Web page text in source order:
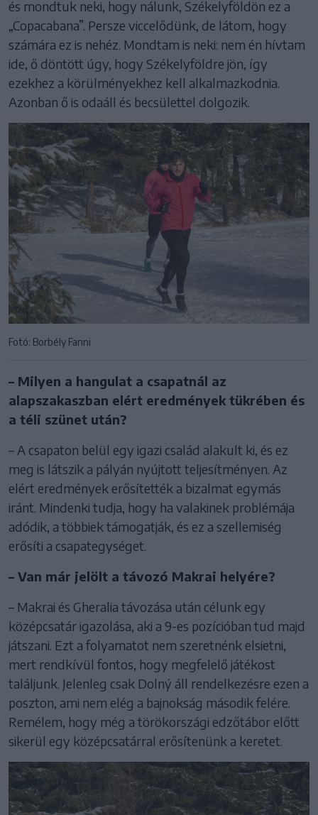
és mondtuk neki, hogy nálunk, Székelyföldön ez a
„Copacabana”. Persze viccelődünk, de látom, hogy
számára ez is nehéz. Mondtam is neki: nem én hívtam
ide, ő döntött úgy, hogy Székelyföldre jön, így
ezekhez a körülményekhez kell alkalmazkodnia.
Azonban ő is odaáll és becsülettel dolgozik.
Fotó: Borbély Fanni
– Milyen a hangulat a csapatnál az
alapszakaszban elért eredmények tükrében és
a téli szünet után?
– A csapaton belül egy igazi család alakult ki, és ez
meg is látszik a pályán nyújtott teljesítményen. Az
elért eredmények erősítették a bizalmat egymás
iránt. Mindenki tudja, hogy ha valakinek problémája
adódik, a többiek támogatják, és ez a szellemiség
erősíti a csapategységet.
– Van már jelölt a távozó Makrai helyére?
– Makrai és Gheralia távozása után célunk egy
középcsatár igazolása, aki a 9-es pozícióban tud majd
játszani. Ezt a folyamatot nem szeretnénk elsietni,
mert rendkívül fontos, hogy megfelelő játékost
találjunk. Jelenleg csak Dolný áll rendelkezésre ezen a
poszton, ami nem elég a bajnokság második felére.
Remélem, hogy még a törökországi edzőtábor előtt
sikerül egy középcsatárral erősítenünk a keretet.